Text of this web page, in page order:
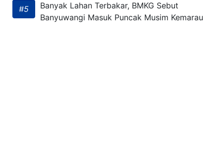
#5
Banyak Lahan Terbakar, BMKG Sebut
Banyuwangi Masuk Puncak Musim Kemarau